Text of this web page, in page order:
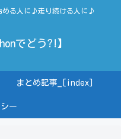
める人に♪走り続ける人に♪
でどう?!】
まとめ記事_[index]
ー